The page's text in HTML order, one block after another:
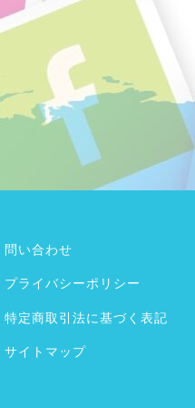
い合わせ
ライバシーポリシー
定商取引法に基づく表記
イトマップ